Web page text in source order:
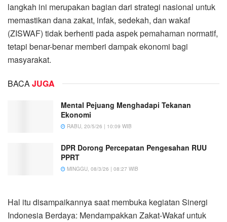
langkah ini merupakan bagian dari strategi nasional untuk
memastikan dana zakat, infak, sedekah, dan wakaf
(ZISWAF) tidak berhenti pada aspek pemahaman normatif,
tetapi benar-benar memberi dampak ekonomi bagi
masyarakat.
BACAJUGA
Mental Pejuang Menghadapi Tekanan
Ekonomi
RABU, 20/5/26 | 10:09 WIB
DPR Dorong Percepatan Pengesahan RUU
PPRT
MINGGU, 08/3/26 | 08:27 WIB
Hal itu disampaikannya saat membuka kegiatan Sinergi
Indonesia Berdaya: Mendampakkan Zakat-Wakaf untuk